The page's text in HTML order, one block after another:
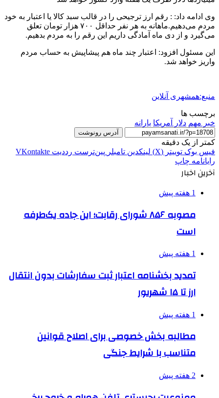
وی ادامه داد: : رقم ارز ترجیحی را در قالب سبد کالا یا اعتبار به خود
مردم می‌دهیم.ماهانه به هر نفر حداقل ۷۰۰ هزار تومان تعلق
می‌گیرد و از دی ماه آمادگی داریم این رقم را به مردم بدهیم.
این مسئول افزود: اعتبار چند ماه هم پیشاپیش به حساب مردم
واریز خواهد شد.
منبع:همشهری آنلاین
برچسب ها
خبر مهم دلار آمريكا یارانه
آدرس رونوشت
کمتر از یک دقیقه
فیس بوک توییتر (X) لینکدین ‫تامبلر ‫پین‌ترست ‫رددیت ‫VKontakte
رایانامه چاپ
آخرین اخبار
1 هفته پیش
مصوبه ۸۵۶ شورای رقابت؛ این جاده یک‌طرفه
است
1 هفته پیش
تمدید بخشنامه اعتبار ثبت سفارشات بدون انتقال
ارز تا ۱۵ شهریور
1 هفته پیش
مطالبه بخش خصوصی برای اصلاح قوانین
متناسب با شرایط جنگی
2 هفته پیش